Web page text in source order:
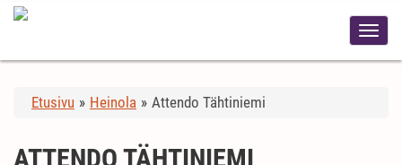
Etusivu » Heinola » Attendo Tähtiniemi
ATTENDO TÄHTINIEMI